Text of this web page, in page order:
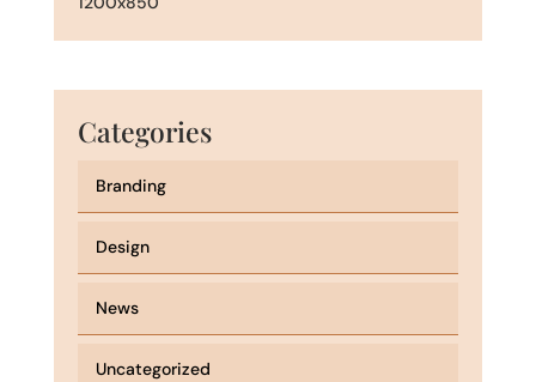
Categories
Branding
Design
News
Uncategorized